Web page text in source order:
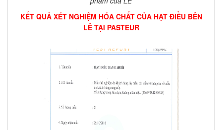
KẾT QUẢ XÉT NGHIỆM HÓA CHẤT CỦA HẠT ĐIỀU BÊN
LÊ TẠI PASTEUR